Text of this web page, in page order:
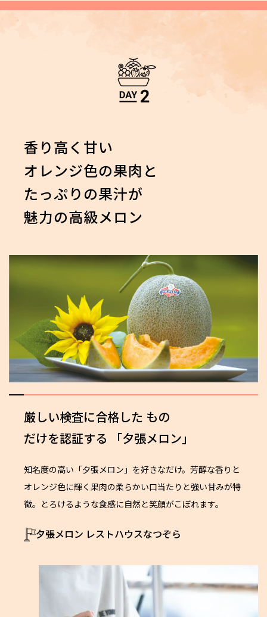
香り高く甘い
オレンジ色の果肉と
たっぷりの果汁が
魅力の高級メロン
厳しい検査に合格した もの
だけを認証する
「夕張メロン」
知名度の高い「夕張メロン」を好きなだけ。芳醇な香りと
オレンジ色に輝く果肉の柔らかい口当たりと強い甘みが特
徴。とろけるような食感に自然と笑顔がこぼれます。
夕張メロン レストハウスなつぞら